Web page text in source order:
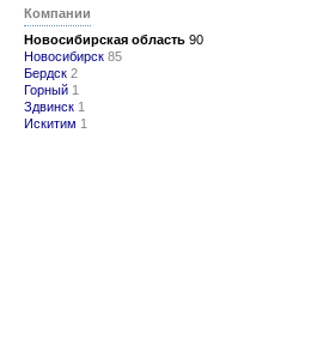
Компании
Новосибирская область 90
Новосибирск 85
Бердск 2
Горный 1
Здвинск 1
Искитим 1